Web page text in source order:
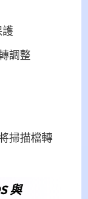
護
調整
掃描檔轉
與